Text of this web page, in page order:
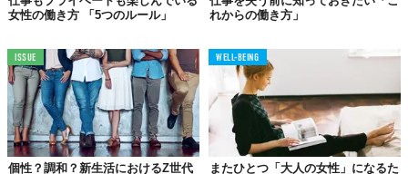
女性の働き方 「5つのルール」
れからの働き方」
ISSUE
個性？調和？新生活におけるZ世代
WELL-BEING
またひとつ「大人の女性」になるた